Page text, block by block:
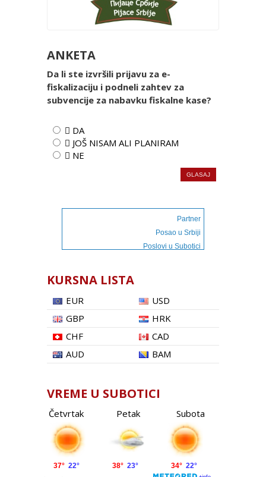
ANKETA
Da li ste izvršili prijavu za e-
fiskalizaciju i podneli zahtev za
subvencije za nabavku fiskalne kase?
 DA
 JOŠ NISAM ALI PLANIRAM
 NE
Partner
Posao u Srbiji
Poslovi u Subotici
KURSNA LISTA
EUR
USD
GBP
HRK
CHF
CAD
AUD
BAM
VREME U SUBOTICI
Četvrtak Petak Subota